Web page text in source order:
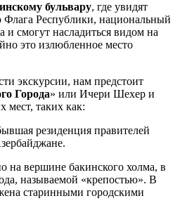
бульвару, где увидят
Флага Республики, национальный
смогут насладиться видом на
это излюбленное место
экскурсии, нам предстоит
Города» или Ичери Шехер и
мест, таких как:
резиденция правителей
на вершине бакинского холма, в
называемой «крепостью». В
старинными городскими